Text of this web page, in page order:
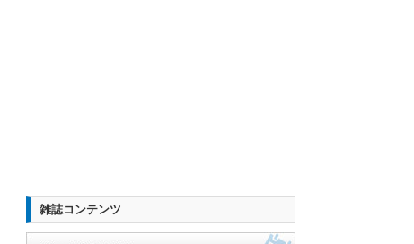
雑誌コンテンツ